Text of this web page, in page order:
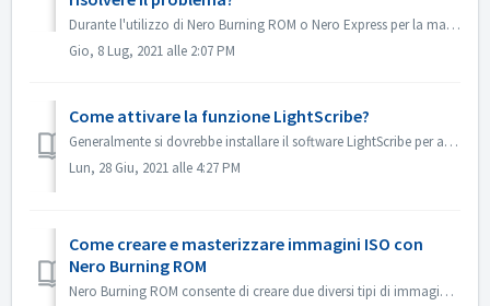
Durante l'utilizzo di Nero Burning ROM o Nero Express per la masterizzazione di contenuti su un disco, è possibile incontrare il messaggio di errore &qu...
Gio, 8 Lug, 2021 alle 2:07 PM
Come attivare la funzione LightScribe?
Generalmente si dovrebbe installare il software LightScribe per attivare le funzioni di LightScribe. https://lightscribesoftware.org/ Contattaci se hai alt...
Lun, 28 Giu, 2021 alle 4:27 PM
Come creare e masterizzare immagini ISO con
Nero Burning ROM
Nero Burning ROM consente di creare due diversi tipi di immagini disco. I 'file immagine Nero' (*.nrg) consistono in un formato immagine disco prop...